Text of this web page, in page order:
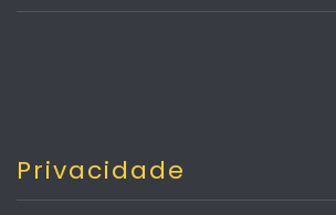
Privacidade